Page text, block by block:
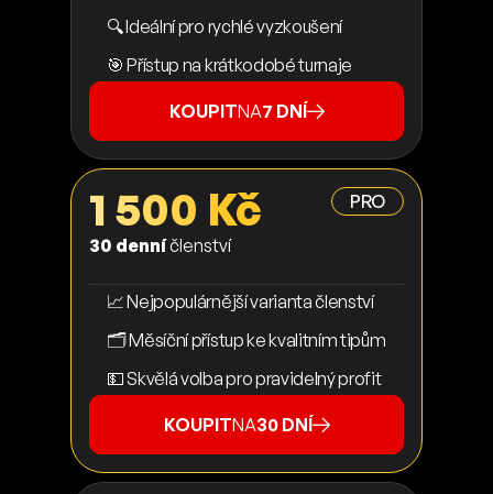
🔍 Ideální pro rychlé vyzkoušení
🎯 Přístup na krátkodobé turnaje
KOUPITNA7 DNÍ
PRO
1 500 Kč
30 denníčlenství
📈 Nejpopulárnější varianta členství
🗂️ Měsíční přístup ke kvalitním tipům
💵 Skvělá volba pro pravidelný profit
KOUPITNA30 DNÍ